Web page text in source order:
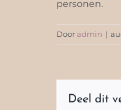
personen.
Door admin |
Deel dit